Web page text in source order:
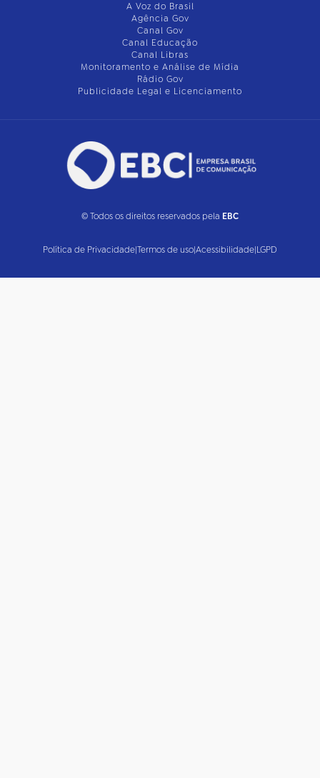
A Voz do Brasil
Agência Gov
Canal Gov
Canal Educação
Canal Libras
Monitoramento e Análise de Mídia
Rádio Gov
Publicidade Legal e Licenciamento
© Todos os direitos reservados pela EBC
Política de Privacidade|Termos de uso|Acessibilidade|LGPD